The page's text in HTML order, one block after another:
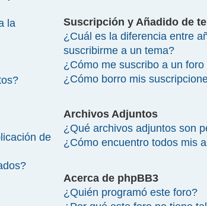
la
de
Suscripción y Añadido de
¿Cuál es la diferencia entre
suscribirme a un tema?
¿Cómo me suscribo a un
¿Cómo borro mis
Archivos Adjuntos
¿Qué archivos adjuntos son
¿Cómo encuentro todos mis
Acerca de phpBB3
¿Quién programó este foro?